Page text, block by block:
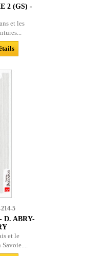
2 (GS) -
et les
5
D. ABRY-
et le
Savoie....